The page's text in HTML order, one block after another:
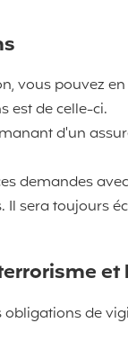
vous pouvez
est de celle-ci.
d'un
demandes
sera toujours
de